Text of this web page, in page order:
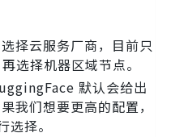
择云服务厂商，目前只
选择机器区域节点。
默认会给出
我们想要更高的配置，
选择。